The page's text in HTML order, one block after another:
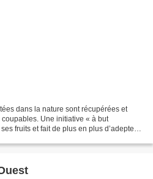
dans la nature sont récupérées et
Une initiative « à but
fruits et fait de plus en plus d’adeptes